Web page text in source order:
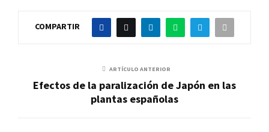
COMPARTIR
ARTÍCULO ANTERIOR
Efectos de la paralización de Japón en las
plantas españolas